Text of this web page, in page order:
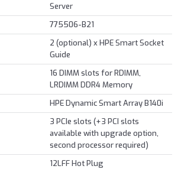
Server
775506-B21
2 (optional) x HPE Smart Socket
Guide
16 DIMM slots for RDIMM,
LRDIMM DDR4 Memory
HPE Dynamic Smart Array B140i
3 PCIe slots (+3 PCI slots
available with upgrade option,
second processor required)
12LFF Hot Plug